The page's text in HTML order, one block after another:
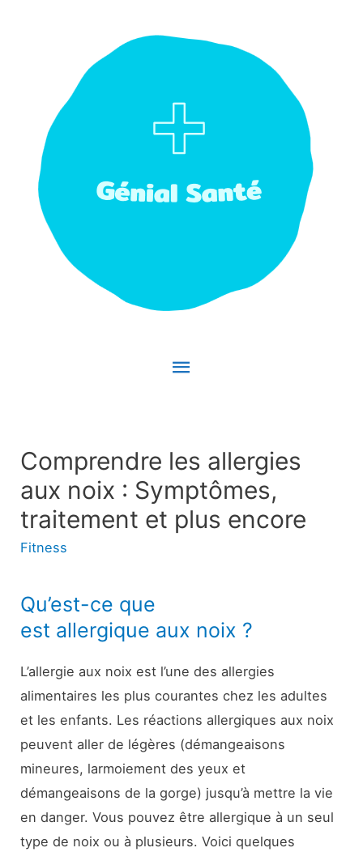
Menu
Comprendre les allergies
aux noix : Symptômes,
traitement et plus encore
Fitness
Qu’est-ce que
est allergique aux noix ?
L’allergie aux noix est l’une des allergies
alimentaires les plus courantes chez les adultes
et les enfants. Les réactions allergiques aux noix
peuvent aller de légères (démangeaisons
mineures, larmoiement des yeux et
démangeaisons de la gorge) jusqu’à mettre la vie
en danger. Vous pouvez être allergique à un seul
type de noix ou à plusieurs. Voici quelques